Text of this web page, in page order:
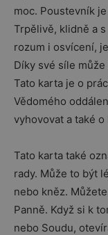
moc. Poustevník
Trpělivě, klidně a
rozum i osvícení,
Díky své síle
Tato karta je o
Vědomého
vyhovovat a také
Tato karta také
rady. Může to být
nebo kněz.
Panně. Když si k
nebo Soudu,